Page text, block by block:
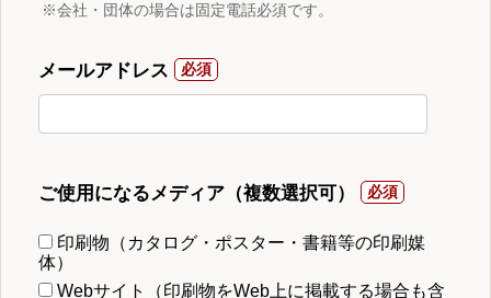
※会社・団体の場合は固定電話必須です。
メールアドレス
ご使用になるメディア（複数選択可）
印刷物（カタログ・ポスター・書籍等の印刷媒
体）
Webサイト（印刷物をWeb上に掲載する場合も含